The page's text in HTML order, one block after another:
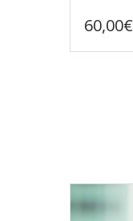
60,00€